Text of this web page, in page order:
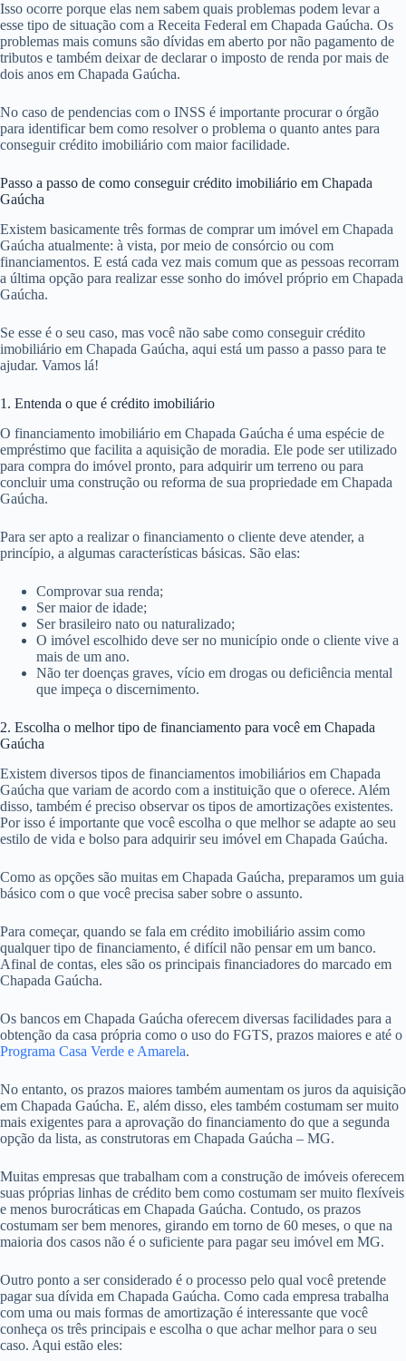
Isso ocorre porque elas nem sabem quais problemas podem levar a
esse tipo de situação com a Receita Federal em Chapada Gaúcha. Os
problemas mais comuns são dívidas em aberto por não pagamento de
tributos e também deixar de declarar o imposto de renda por mais de
dois anos em Chapada Gaúcha.
No caso de pendencias com o INSS é importante procurar o órgão
para identificar bem como resolver o problema o quanto antes para
conseguir crédito imobiliário com maior facilidade.
Passo a passo de como conseguir crédito imobiliário em Chapada
Gaúcha
Existem basicamente três formas de comprar um imóvel em Chapada
Gaúcha atualmente: à vista, por meio de consórcio ou com
financiamentos. E está cada vez mais comum que as pessoas recorram
a última opção para realizar esse sonho do imóvel próprio em Chapada
Gaúcha.
Se esse é o seu caso, mas você não sabe como conseguir crédito
imobiliário em Chapada Gaúcha, aqui está um passo a passo para te
ajudar. Vamos lá!
1. Entenda o que é crédito imobiliário
O financiamento imobiliário em Chapada Gaúcha é uma espécie de
empréstimo que facilita a aquisição de moradia. Ele pode ser utilizado
para compra do imóvel pronto, para adquirir um terreno ou para
concluir uma construção ou reforma de sua propriedade em Chapada
Gaúcha.
Para ser apto a realizar o financiamento o cliente deve atender, a
princípio, a algumas características básicas. São elas:
Comprovar sua renda;
Ser maior de idade;
Ser brasileiro nato ou naturalizado;
O imóvel escolhido deve ser no município onde o cliente vive a
mais de um ano.
Não ter doenças graves, vício em drogas ou deficiência mental
que impeça o discernimento.
2. Escolha o melhor tipo de financiamento para você em Chapada
Gaúcha
Existem diversos tipos de financiamentos imobiliários em Chapada
Gaúcha que variam de acordo com a instituição que o oferece. Além
disso, também é preciso observar os tipos de amortizações existentes.
Por isso é importante que você escolha o que melhor se adapte ao seu
estilo de vida e bolso para adquirir seu imóvel em Chapada Gaúcha.
Como as opções são muitas em Chapada Gaúcha, preparamos um guia
básico com o que você precisa saber sobre o assunto.
Para começar, quando se fala em crédito imobiliário assim como
qualquer tipo de financiamento, é difícil não pensar em um banco.
Afinal de contas, eles são os principais financiadores do marcado em
Chapada Gaúcha.
Os bancos em Chapada Gaúcha oferecem diversas facilidades para a
obtenção da casa própria como o uso do FGTS, prazos maiores e até o
Programa Casa Verde e Amarela.
No entanto, os prazos maiores também aumentam os juros da aquisição
em Chapada Gaúcha. E, além disso, eles também costumam ser muito
mais exigentes para a aprovação do financiamento do que a segunda
opção da lista, as construtoras em Chapada Gaúcha – MG.
Muitas empresas que trabalham com a construção de imóveis oferecem
suas próprias linhas de crédito bem como costumam ser muito flexíveis
e menos burocráticas em Chapada Gaúcha. Contudo, os prazos
costumam ser bem menores, girando em torno de 60 meses, o que na
maioria dos casos não é o suficiente para pagar seu imóvel em MG.
Outro ponto a ser considerado é o processo pelo qual você pretende
pagar sua dívida em Chapada Gaúcha. Como cada empresa trabalha
com uma ou mais formas de amortização é interessante que você
conheça os três principais e escolha o que achar melhor para o seu
caso. Aqui estão eles: